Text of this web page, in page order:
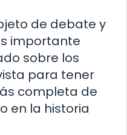
de debate y
importante
sobre los
para tener
completa de
en la historia